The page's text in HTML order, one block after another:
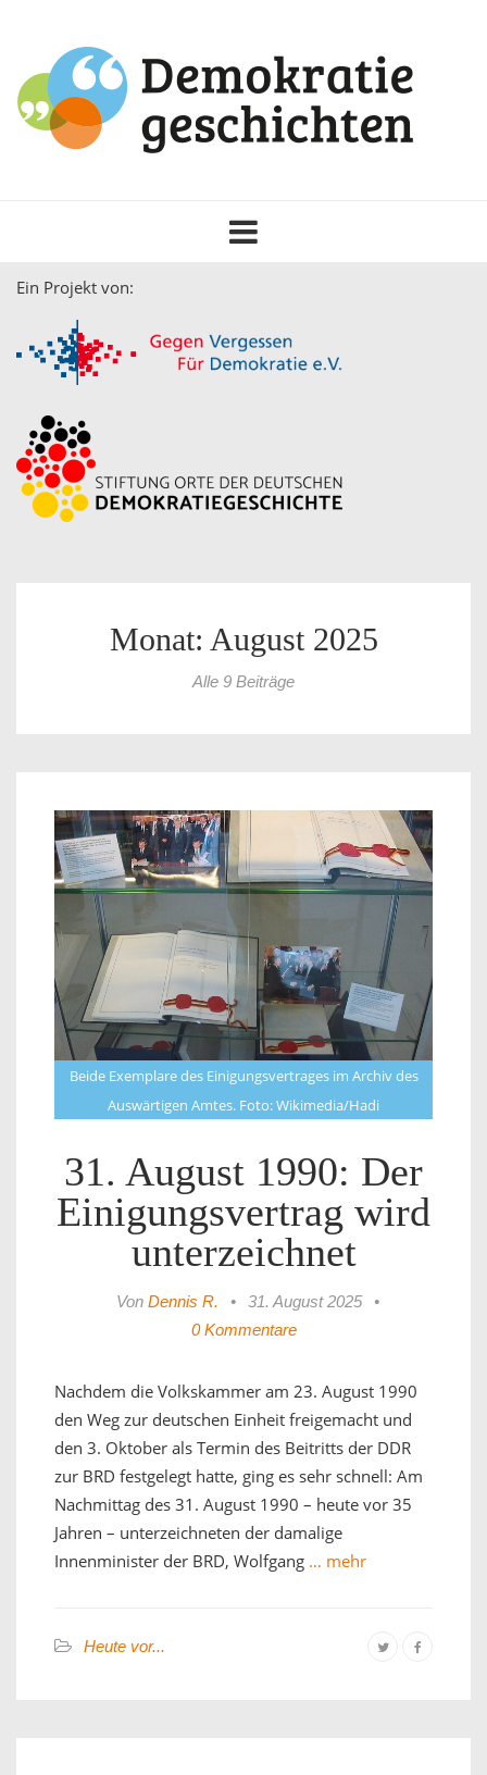
Toggle
navigation
Ein Projekt von:
Monat: August 2025
Alle 9 Beiträge
Beide Exemplare des Einigungsvertrages im Archiv des
Auswärtigen Amtes. Foto: Wikimedia/Hadi
31. August 1990: Der
Einigungsvertrag wird
unterzeichnet
Von Dennis R. • 31. August 2025
•
0 Kommentare
Nachdem die Volkskammer am 23. August 1990
den Weg zur deutschen Einheit freigemacht und
den 3. Oktober als Termin des Beitritts der DDR
zur BRD festgelegt hatte, ging es sehr schnell: Am
Nachmittag des 31. August 1990 – heute vor 35
Jahren – unterzeichneten der damalige
Innenminister der BRD, Wolfgang … mehr
Heute vor...